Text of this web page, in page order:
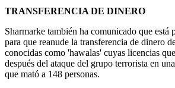
TRANSFERENCIA DE DINERO
Sharmarke también ha comunicado que está
para que reanude la transferencia de dinero
conocidas como 'hawalas' cuyas licencias
después del ataque del grupo terrorista en
que mató a 148 personas.